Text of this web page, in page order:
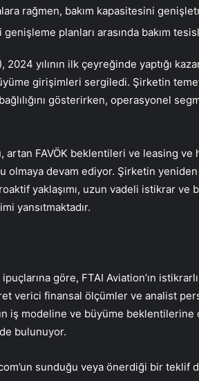
rağmen, bakım kapasitesini
genişleme planları arasında bakım
yılının ilk çeyreğinde yaptığı
girişimleri sergiledi. Şirketin
gösterirken, operasyonel
artan FAVÖK beklentileri ve leasing ve
olmaya devam ediyor. Şirketin
yaklaşımı, uzun vadeli istikrar ve
yansıtmaktadır.
göre, FTAI Aviation’ın
verici finansal ölçümler ve analist
iş modeline ve büyüme
bulunuyor.
sunduğu veya önerdiği bir teklif